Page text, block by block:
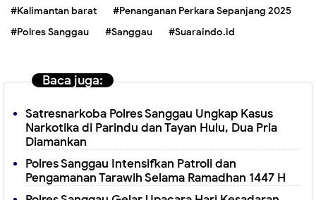
#Kalimantan barat
#Penanganan Perkara Sepanjang 2025
#Polres Sanggau
#Sanggau #Suaraindo.id
Baca juga:
Satresnarkoba Polres Sanggau Ungkap Kasus
Narkotika di Parindu dan Tayan Hulu, Dua Pria
Diamankan
Polres Sanggau Intensifkan Patroli dan
Pengamanan Tarawih Selama Ramadhan 1447 H